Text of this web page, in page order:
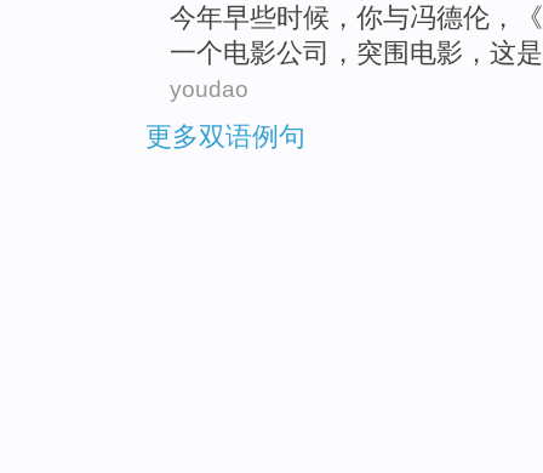
今年早些时候 ， 你与冯德伦 ，
一个电影公司 ，突围电影， 这是
youdao
更多双语例句